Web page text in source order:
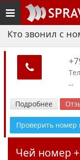
Toggle
navigation
Кто звонил с
--
Подробнее
Проверить номер
Чей номер